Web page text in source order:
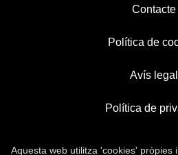
Contacte
Política de
Avís legal
Política de
Aquesta web utilitza 'cookies' pròpies